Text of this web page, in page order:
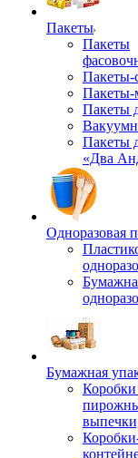
Пакеты
Пакеты
Пакеты-
Пакеты-
Пакеты
Пакеты
«Два
Одноразовая
Бумажная
Коробки